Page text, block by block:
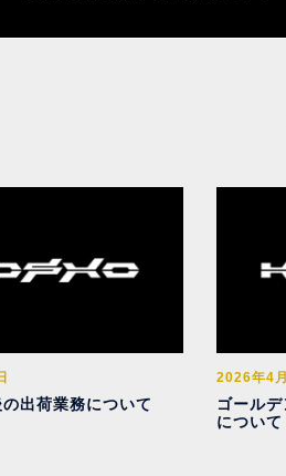
出荷業務について
2026年4
ゴール
について